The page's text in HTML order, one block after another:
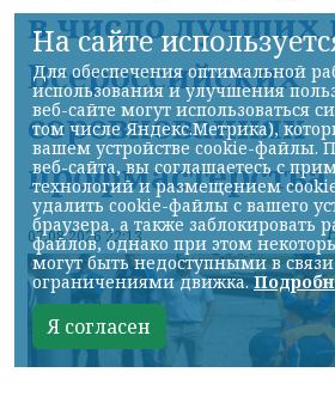
в число лучших
Всероссийских
соревнованиях
профмастерства
07.08.2026 22:13
На сайте
Для обеспечения оптимальной
использования и улучшения
веб-сайте могут использоваться
том числе Яндекс.Метрика),
вашем устройстве cookie-файлы.
веб-сайта, вы соглашаетесь с
технологий и размещением
удалить cookie-файлы с вашего
браузера, а также заблокировать
файлов, однако при этом
могут быть недоступными в
ограничениями движка.
Я согласен